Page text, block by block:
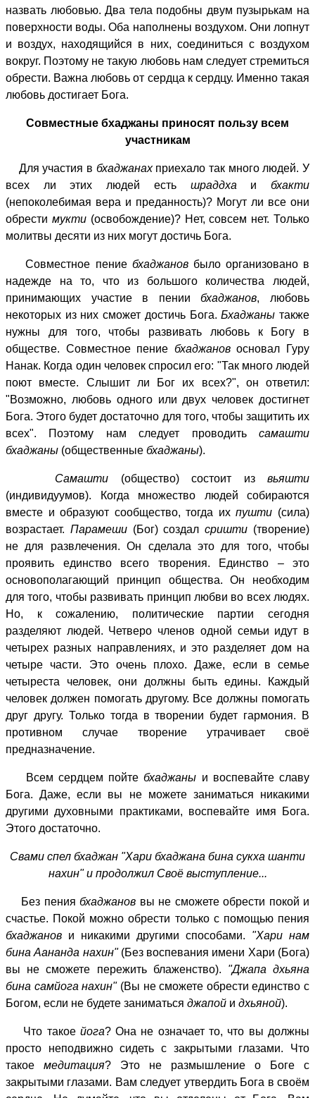
назвать любовью. Два тела подобны двум пузырькам на
поверхности воды. Оба наполнены воздухом. Они лопнут
и воздух, находящийся в них, соединиться с воздухом
вокруг. Поэтому не такую любовь нам следует стремиться
обрести. Важна любовь от сердца к сердцу. Именно такая
любовь достигает Бога.
Совместные бхаджаны приносят пользу всем
участникам
Для участия в бхаджанахприехало так много людей. У
всех ли этих людей есть шраддха ибхакти
(непоколебимая вера и преданность)? Могут ли все они
обрести мукти(освобождение)? Нет, совсем нет. Только
молитвы десяти из них могут достичь Бога.
Совместное пение бхаджановбыло организовано в
надежде на то, что из большого количества людей,
принимающих участие в пениибхаджанов, любовь
некоторых из них сможет достичь Бога.Бхаджаны также
нужны для того, чтобы развивать любовь к Богу в
обществе. Совместное пение бхаджановосновал Гуру
Нанак. Когда один человек спросил его: "Так много людей
поют вместе. Слышит ли Бог их всех?", он ответил:
"Возможно, любовь одного или двух человек достигнет
Бога. Этого будет достаточно для того, чтобы защитить их
всех". Поэтому нам следует проводить самашти
бхаджаны (общественные бхаджаны).
Самашти (общество) состоит из вьяшти
(индивидуумов). Когда множество людей собираются
вместе и образуют сообщество, тогда ихпушти (сила)
возрастает. Парамеши(Бог) создалсришти (творение)
не для развлечения. Он сделала это для того, чтобы
проявить единство всего творения. Единство – это
основополагающий принцип общества. Он необходим
для того, чтобы развивать принцип любви во всех людях.
Но, к сожалению, политические партии сегодня
разделяют людей. Четверо членов одной семьи идут в
четырех разных направлениях, и это разделяет дом на
четыре части. Это очень плохо. Даже, если в семье
четыреста человек, они должны быть едины. Каждый
человек должен помогать другому. Все должны помогать
друг другу. Только тогда в творении будет гармония. В
противном случае творение утрачивает своё
предназначение.
Всем сердцем пойтебхаджаны и воспевайте славу
Бога. Даже, если вы не можете заниматься никакими
другими духовными практиками, воспевайте имя Бога.
Этого достаточно.
Свами спел бхаджан "Хари бхаджана бина сукха шанти
нахин" и продолжил Своё выступление...
Без пения бхаджанов вы не сможете обрести покой и
счастье. Покой можно обрести только с помощью пения
бхаджанов и никакими другими способами. "Хари нам
бина Аананда нахин"(Без воспевания имени Хари (Бога)
вы не сможете пережить блаженство). "Джапа дхьяна
бина самйога нахин"(Вы не сможете обрести единство с
Богом, если не будете заниматься джапой и дхьяной).
Что такое йога? Она не означает то, что вы должны
просто неподвижно сидеть с закрытыми глазами. Что
такое медитация? Это не размышление о Боге с
закрытыми глазами. Вам следует утвердить Бога в своём